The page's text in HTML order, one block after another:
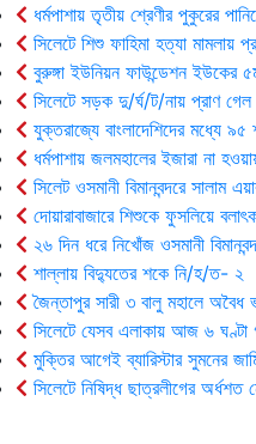
ধর্মপাশায় তৃতীয় শ্রেণীর পুকুরের
সিলেটে শিশু ফাহিমা হত্যা মামলায়
বুরুঙ্গা ইউনিয়ন ফাউন্ডেশন ইউকের
সিলেটে সড়ক দু/র্ঘ/ট/নায় প্রাণ
যুক্তরাজ্যে বাংলাদেশিদের মধ্যে ৯৫
ধর্মপাশায় জলমহালের ইজারা না
সিলেট ওসমানী বিমানবন্দরে সালাম
দোয়ারাবাজারে শিশুকে ফুসলিয়ে
২৬ দিন ধরে নিখোঁজ ওসমানী
শাল্লায় বিদ্যুতের শকে নি/হ/ত- ২
জৈন্তাপুর সারী ৩ বালু মহালে অবৈধ
সিলেটে যেসব এলাকায় আজ ৬ ঘণ্টা
মুক্তির আগেই ব্যারিস্টার সুমনের
সিলেটে নিষিদ্ধ ছাত্রলীগের অর্ধশত